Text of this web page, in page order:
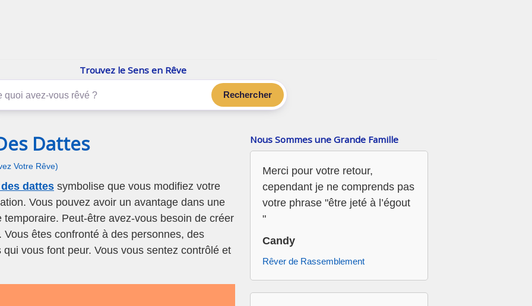
Trouvez le Sens en Rêve
Rechercher
Dattes
Votre Rêve)
dattes symbolise que vous modifiez votre
Vous pouvez avoir un avantage dans une
temporaire. Peut-être avez-vous besoin de créer
Vous êtes confronté à des personnes, des
vous font peur. Vous vous sentez contrôlé et
Nous Sommes une Grande Famille
Merci pour votre retour,
cependant je ne comprends pas
votre phrase "être jeté à l’égout
"
Candy
Rêver de Rassemblement